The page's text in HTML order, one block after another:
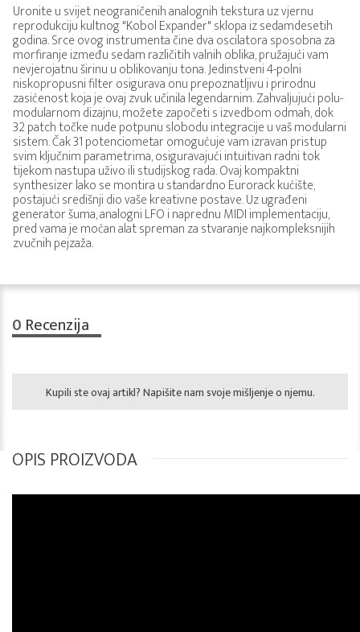
Uronite u svijet neograničenih analognih tekstura uz vjernu
reprodukciju kultnog "Kobol Expander" sklopa iz sedamdesetih
godina. Srce ovog instrumenta čine dva oscilatora sposobna za
morfiranje između sedam različitih valnih oblika, pružajući vam
nevjerojatnu širinu u oblikovanju tona. Jedinstveni 4-polni
niskopropusni filter osigurava onu prepoznatljivu i prirodnu
zasićenost koja je ovaj zvuk učinila legendarnim. Zahvaljujući polu-
modularnom dizajnu, možete započeti s izvedbom odmah, dok
32 patch točke nude potpunu slobodu integracije u vaš modularni
sistem. Čak 31 potenciometar omogućuje vam izravan pristup
svim ključnim parametrima, osiguravajući intuitivan radni tok
tijekom nastupa uživo ili studijskog rada. Ovaj kompaktni
synthesizer lako se montira u standardno Eurorack kućište,
postajući središnji dio vaše kreativne postave. Uz ugrađeni
generator šuma, analogni LFO i naprednu MIDI implementaciju,
pred vama je moćan alat spreman za stvaranje najkompleksnijih
zvučnih pejzaža.
0 Recenzija
Kupili ste ovaj artikl? Napišite nam svoje mišljenje o njemu.
OPIS PROIZVODA